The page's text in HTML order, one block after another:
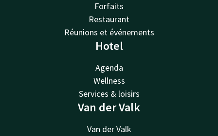
Forfaits
Restaurant
Réunions et événements
Hotel
Agenda
Wellness
Services & loisirs
Van der Valk
Van der Valk